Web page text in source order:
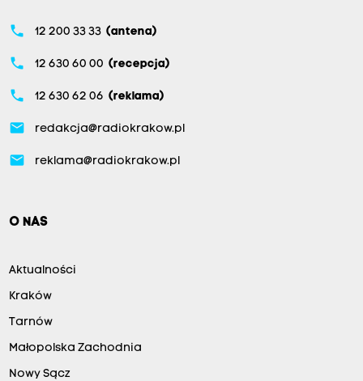
phone 12 200 33 33 (antena)
phone 12 630 60 00 (recepcja)
phone 12 630 62 06 (reklama)
email redakcja@radiokrakow.pl
email reklama@radiokrakow.pl
O NAS
Aktualności
Kraków
Tarnów
Małopolska Zachodnia
Nowy Sącz